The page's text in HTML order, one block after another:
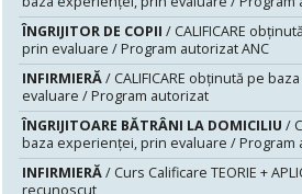
ÎNGRIJITOR DE COPII / CALIFICARE
prin evaluare / Program autorizat ANC
INFIRMIERĂ/ CALIFICARE obținută pe
evaluare / Program autorizat
ÎNGRIJITOARE BĂTRÂNI LA DOMICILIU /
baza experienței, prin evaluare / Program
INFIRMIERĂ/ Curs Calificare TEORIE +